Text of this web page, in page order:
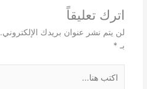
اترك تعليقاً
لن يتم نشر عنوان بريدك الإلكتروني.
بـ *
هنا...